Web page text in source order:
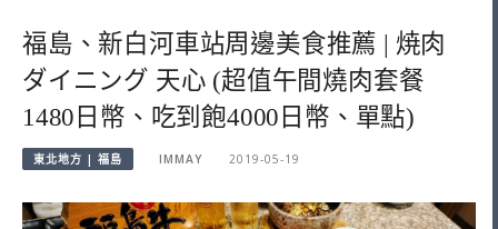
福島、新白河車站周邊美食推薦 | 焼肉
ダイニング 天心 (超值午間燒肉套餐
1480日幣、吃到飽4000日幣、單點)
東北地方 | 福島 IMMAY 2019-05-19